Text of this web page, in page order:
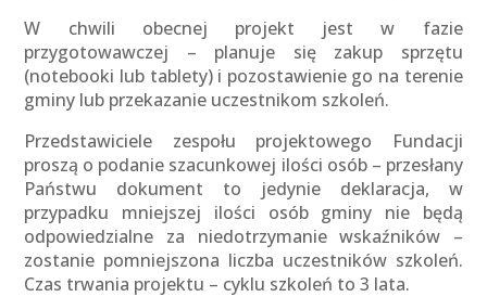
W chwili obecnej projekt jest w fazie
przygotowawczej – planuje się zakup sprzętu
(notebooki lub tablety) i pozostawienie go na terenie
gminy lub przekazanie uczestnikom szkoleń.
Przedstawiciele zespołu projektowego Fundacji
proszą o podanie szacunkowej ilości osób – przesłany
Państwu dokument to jedynie deklaracja, w
przypadku mniejszej ilości osób gminy nie będą
odpowiedzialne za niedotrzymanie wskaźników –
zostanie pomniejszona liczba uczestników szkoleń.
Czas trwania projektu – cyklu szkoleń to 3 lata.